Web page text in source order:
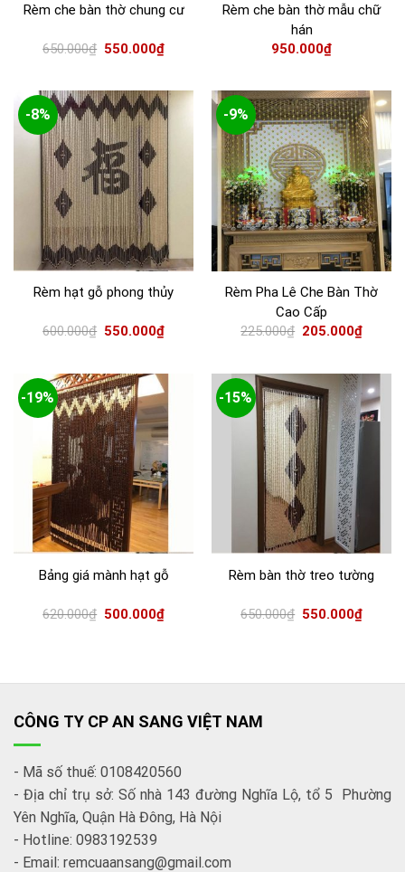
Rèm che bàn thờ chung cư
650.000₫ 550.000₫
Rèm che bàn thờ mẫu chữ
hán
950.000₫
-8%
Rèm hạt gỗ phong thủy
600.000₫ 550.000₫
-9%
Rèm Pha Lê Che Bàn Thờ
Cao Cấp
225.000₫ 205.000₫
-19%
Bảng giá mành hạt gỗ
620.000₫ 500.000₫
-15%
Rèm bàn thờ treo tường
650.000₫ 550.000₫
CÔNG TY CP AN SANG VIỆT NAM
- Mã số thuế: 0108420560
- Địa chỉ trụ sở: Số nhà 143 đường Nghĩa Lộ, tổ 5 Phường
Yên Nghĩa, Quận Hà Đông, Hà Nội
- Hotline: 0983192539
- Email: remcuaansang@gmail.com